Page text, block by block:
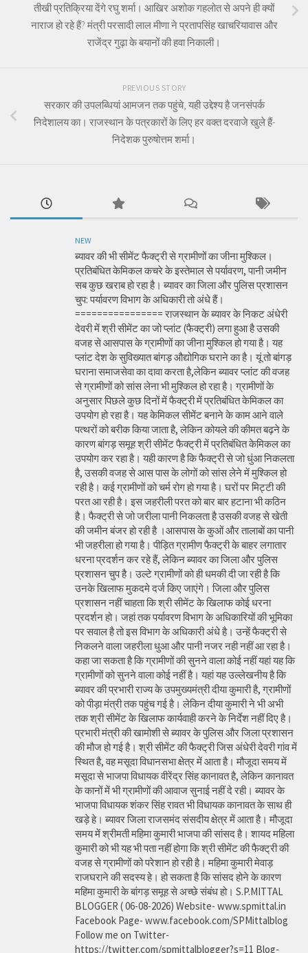
तीखी प्रतिक्रिया देंगे रघु शर्मा। आखिर अशोक गहलोत से अपने ही क्यों
नाराज हो रहे हैं? मंत्री परसादी लाल मीणा ने प्रतापसिंह खाचरियावास और
राजेंद्र गुढ़ा के बयानों की हवा निकाली।
PREVIOUS STORY
सरकार की उपलब्धियां आमजन तक पहुंचे, यही उद्देश्य है जनसंपर्क
निदेशालय का। राजस्थान के पत्रकारों के लिए हर वक्त दरवाजे खुले हैं-
निदेशक पुरुषोत्तम शर्मा।
NEW
ब्यावर की भी सीमेंट फैक्ट्री से ग्रामीणों का जीना मुश्किल।
प्रतिबंधित केमिकल कचरे के इस्तेमाल से पर्यावरण, पानी जमीन
सब कुछ खराब हो रहा है। ब्यावर का जिला और पुलिस प्रशासन
चुप: पर्यावरण विभाग के अधिकारी तो अंधे हैं।
================ राजस्थान के ब्यावर के निकट अंधेरी
देवरी में श्री सीमेंट का जो प्लांट (फैक्ट्री) लगा हुआ है उसकी
वजह से आसपास के ग्रामीणों का जीना मुश्किल हो गया है। यह
प्लांट देश के सुविख्यात बांगड़ औद्योगिक घराने का है। यूं तो बांगड़
घराना समाजसेवा का दावा करता है,लेकिन ब्यावर प्लांट की वजह
से ग्रामीणों को सांस लेना भी मुश्किल हो रहा है। ग्रामीणों के
अनुसार पिछले कुछ दिनों में फैक्ट्री में प्रतिबंधित केमिकल का
उपयोग हो रहा है। यह केमिकल सीमेंट बनाने के काम आने वाले
पत्थरों को बरीक किया जाता है, लेकिन कोयले की कीमत बढ़ने के
कारण बांगड़ समूह श्री सीमेंट फैक्ट्री में प्रतिबंधित केमिकल का
उपयोग कर रहा है। यही कारण है कि फैक्ट्री से जो धुंआ निकलता
है, उसकी वजह से आस पास के लोगों को सांस लेने में मुश्किल हो
रही है। कई ग्रामीणों को चर्म रोग हो गया है। घरों पर मिट्टी की
परत आ रही है। इस जहरीली परत को बार बार हटाना भी कठिन
है। फैक्ट्री से जो जरीला पानी निकलता है उसकी वजह से खेती
की जमीन बंजर हो रही है ।आसपास के कुओं और तालाबों का पानी
भी जहरीला हो गया है। पीड़ित ग्रामीण फैक्ट्री के बाहर लगातार
धरना प्रदर्शन कर रहे हैं, लेकिन ब्यावर का जिला और पुलिस
प्रशासन चुप है। उल्टे ग्रामीणों को ही धमकी दी जा रही है कि
उनके खिलाफ मुकदमे दर्ज किए जाएंगे। जिला और पुलिस
प्रशासन नहीं चाहता कि श्री सीमेंट के खिलाफ कोई धरना
प्रदर्शन हो। जहां तक पर्यावरण विभाग के अधिकारियों की भूमिका
पर सवाल है तो इस विभाग के अधिकारी अंधे है। उन्हें फैक्ट्री से
निकलने वाला जहरीला धुआ और पानी नजर नही नहीं आ रहा है।
कहा जा सकता है कि ग्रामीणों की सुनने वाला कोई नहीं यहां यह कि
ग्रामीणों को सुनने वाला कोई नहीं है। यहां यह उल्लेखनीय है कि
ब्यावर की प्रभारी राज्य के उपमुख्यमंत्री दीया कुमारी है, ग्रामीणों
को पीड़ा मंत्री तक पहुंच गई है। लेकिन दीया कुमारी ने भी अभी
तक श्री सीमेंट के खिलाफ कार्यवाही करने के निर्देश नहीं दिए है।
प्रभारी मंत्री की खामोशी से ब्यावर के पुलिस और जिला प्रशासन
की मौज हो गई है। श्री सीमेंट की फैक्ट्री जिस अंधेरी देवरी गांव में
स्थित है, वह मसूदा विधानसभा क्षेत्र में आता है। मौजूदा समय में
मसूदा से भाजपा विधायक वीरेंद्र सिंह कानावत है, लेकिन कानावत
के कानों में भी ग्रामीणों की आवाज सुनाई नहीं दे रही। ब्यावर के
भाजपा विधायक शंकर सिंह रावत भी विधायक कानावत के साथ ही
खड़े हे। ब्यावर जिला राजसमंद संसदीय क्षेत्र में आता है। मौजूदा
समय में श्रीमती महिमा कुमारी भाजपा की सांसद है। शायद महिला
कुमारी को भी यह भी पता नहीं होगा कि श्री सीमेंट की फैक्ट्री की
वजह से ग्रामीणों को परेशान हो रही है। महिमा कुमारी मेवाड़
राजघराने की सदस्य हे। हो सकता है कि सांसद होने के कारण
महिमा कुमारी के बांगड़ समूह से अच्छे संबंध हो। S.P.MITTAL
BLOGGER ( 06-08-2026) Website- www.spmittal.in
Facebook Page- www.facebook.com/SPMittalblog
Follow me on Twitter-
https://twitter.com/spmittalblogger?s=11 Blog-